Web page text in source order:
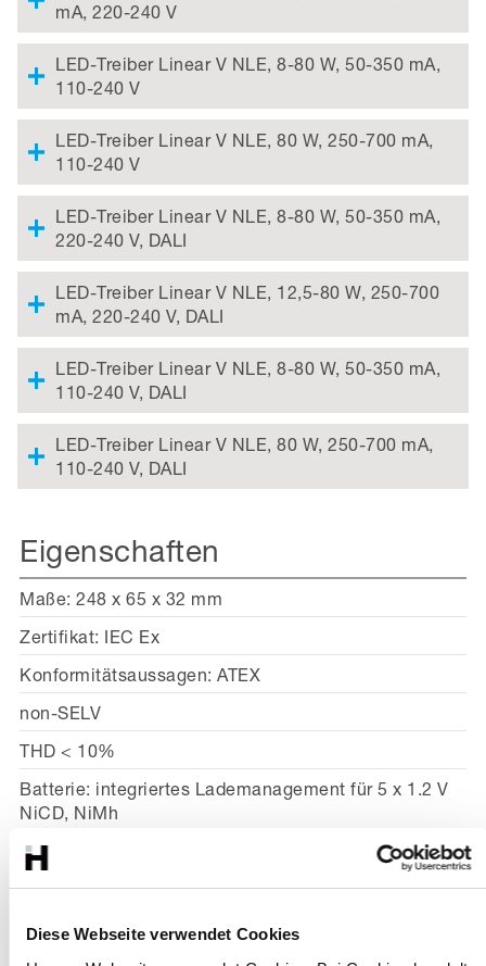
Diese Webseite verwendet Cookies
mA, 220-240 V
LED-Treiber Linear V NLE, 8-80 W, 50-350 mA,
110-240 V
LED-Treiber Linear V NLE, 80 W, 250-700 mA,
110-240 V
LED-Treiber Linear V NLE, 8-80 W, 50-350 mA,
220-240 V, DALI
LED-Treiber Linear V NLE, 12,5-80 W, 250-700
mA, 220-240 V, DALI
LED-Treiber Linear V NLE, 8-80 W, 50-350 mA,
110-240 V, DALI
LED-Treiber Linear V NLE, 80 W, 250-700 mA,
110-240 V, DALI
Eigenschaften
Maße: 248 x 65 x 32 mm
Zertifikat: IEC Ex
Konformitätsaussagen: ATEX
non-SELV
THD < 10%
Batterie: integriertes Lademanagement für 5 x 1.2 V
NiCD, NiMh